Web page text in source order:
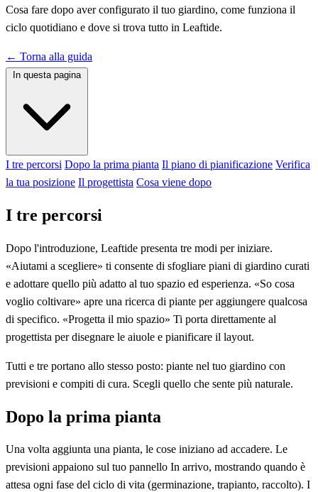
Cosa fare dopo aver configurato il tuo giardino, come funziona il
ciclo quotidiano e dove si trova tutto in Leaftide.
← Torna alla guida
In questa pagina
I tre percorsi Dopo la prima pianta Il piano di pianificazione Verifica
la tua posizione Il progettista Cosa viene dopo
I tre percorsi
Dopo l'introduzione, Leaftide presenta tre modi per iniziare.
«Aiutami a scegliere» ti consente di sfogliare piani di giardino curati
e adottare quello più adatto al tuo spazio ed esperienza. «So cosa
voglio coltivare» apre una ricerca di piante per aggiungere qualcosa
di specifico. «Progetta il mio spazio» Ti porta direttamente al
progettista per disegnare le aiuole e pianificare il layout.
Tutti e tre portano allo stesso posto: piante nel tuo giardino con
previsioni e compiti di cura. Scegli quello che sente più naturale.
Dopo la prima pianta
Una volta aggiunta una pianta, le cose iniziano ad accadere. Le
previsioni appaiono sul tuo pannello In arrivo, mostrando quando è
attesa ogni fase del ciclo di vita (germinazione, trapianto, raccolto). I